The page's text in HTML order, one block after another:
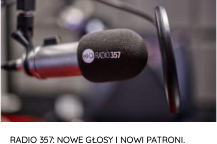
RADIO 357: NOWE GŁOSY I NOWI PATRONI.